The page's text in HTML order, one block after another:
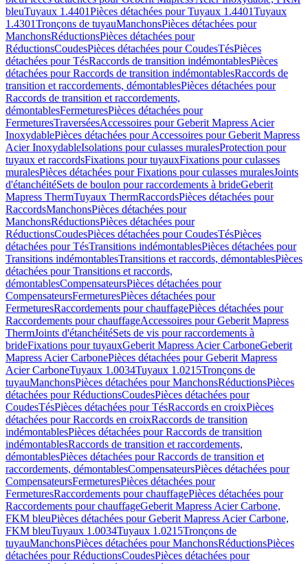
bleuTuyaux 1.4401Pièces détachées pour Tuyaux 1.4401Tuyaux
1.4301Tronçons de tuyauManchonsPièces détachées pour
ManchonsRéductionsPièces détachées pour
RéductionsCoudesPièces détachées pour CoudesTésPièces
détachées pour TésRaccords de transition indémontablesPièces
détachées pour Raccords de transition indémontablesRaccords de
transition et raccordements, démontablesPièces détachées pour
Raccords de transition et raccordements,
démontablesFermeturesPièces détachées pour
FermeturesTraverséesAccessoires pour Geberit Mapress Acier
InoxydablePièces détachées pour Accessoires pour Geberit Mapress
Acier InoxydableIsolations pour culasses muralesProtection pour
tuyaux et raccordsFixations pour tuyauxFixations pour culasses
muralesPièces détachées pour Fixations pour culasses muralesJoints
d'étanchéitéSets de boulon pour raccordements à brideGeberit
Mapress ThermTuyaux ThermRaccordsPièces détachées pour
RaccordsManchonsPièces détachées pour
ManchonsRéductionsPièces détachées pour
RéductionsCoudesPièces détachées pour CoudesTésPièces
détachées pour TésTransitions indémontablesPièces détachées pour
Transitions indémontablesTransitions et raccords, démontablesPièces
détachées pour Transitions et raccords,
démontablesCompensateursPièces détachées pour
CompensateursFermeturesPièces détachées pour
FermeturesRaccordements pour chauffagePièces détachées pour
Raccordements pour chauffageAccessoires pour Geberit Mapress
ThermJoints d'étanchéitéSets de vis pour raccordements à
brideFixations pour tuyauxGeberit Mapress Acier CarboneGeberit
Mapress Acier CarbonePièces détachées pour Geberit Mapress
Acier CarboneTuyaux 1.0034Tuyaux 1.0215Tronçons de
tuyauManchonsPièces détachées pour ManchonsRéductionsPièces
détachées pour RéductionsCoudesPièces détachées pour
CoudesTésPièces détachées pour TésRaccords en croixPièces
détachées pour Raccords en croixRaccords de transition
indémontablesPièces détachées pour Raccords de transition
indémontablesRaccords de transition et raccordements,
démontablesPièces détachées pour Raccords de transition et
raccordements, démontablesCompensateursPièces détachées pour
CompensateursFermeturesPièces détachées pour
FermeturesRaccordements pour chauffagePièces détachées pour
Raccordements pour chauffageGeberit Mapress Acier Carbone,
FKM bleuPièces détachées pour Geberit Mapress Acier Carbone,
FKM bleuTuyaux 1.0034Tuyaux 1.0215Tronçons de
tuyauManchonsPièces détachées pour ManchonsRéductionsPièces
détachées pour RéductionsCoudesPièces détachées pour